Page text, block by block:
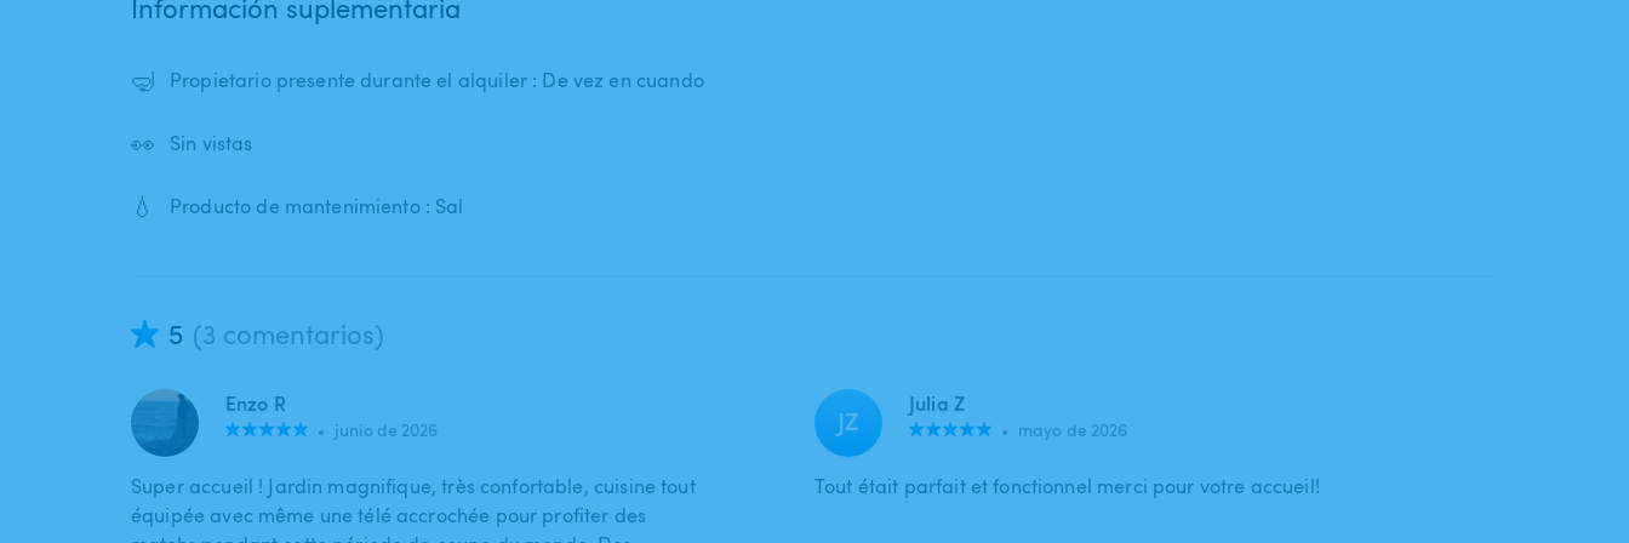
Información suplementaria
🤿 Propietario presente durante el alquiler : De vez en cuando
👀 Sin vistas
💧 Producto de mantenimiento : Sal
5 (3 comentarios)
Enzo R
• junio de 2026
Super accueil ! Jardin magnifique, très confortable, cuisine tout
équipée avec même une télé accrochée pour profiter des
JZ Julia Z
• mayo de 2026
Tout était parfait et fonctionnel merci pour votre accueil!